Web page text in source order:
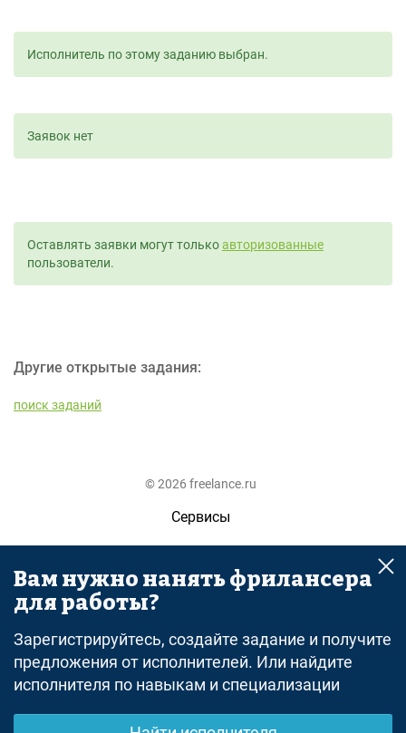
Исполнитель по этому заданию выбран.
Заявок нет
Оставлять заявки могут толькоавторизованные
пользователи.
Другие открытые задания:
поиск заданий
© 2026 freelance.ru
Сервисы
Помощь
Поиск
Оферта
Политика конфиденциальности
Дисклеймер о ЗоЗПП
Вам нужно нанять фрилансера
для работы?
Зарегистрируйтесь, создайте задание и получите
предложения от исполнителей. Или найдите
исполнителя по навыкам и специализации